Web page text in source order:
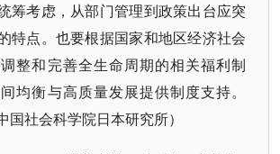
筹考虑，从部门管理到政策出台应突
特点。也要根据国家和地区经济社会
整和完善全生命周期的相关福利制
均衡与高质量发展提供制度支持。
国社会科学院日本研究所）